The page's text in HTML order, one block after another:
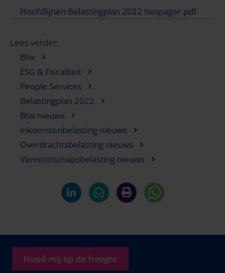
Hoofdlijnen Belastingplan 2022 twopager.pdf
Lees verder:
Btw
ESG & Fiscaliteit
People Services
Belastingplan 2022
Btw nieuws
Inkomstenbelasting nieuws
Overdrachtsbelasting nieuws
Vennootschapsbelasting nieuws
Houd mij op de hoogte